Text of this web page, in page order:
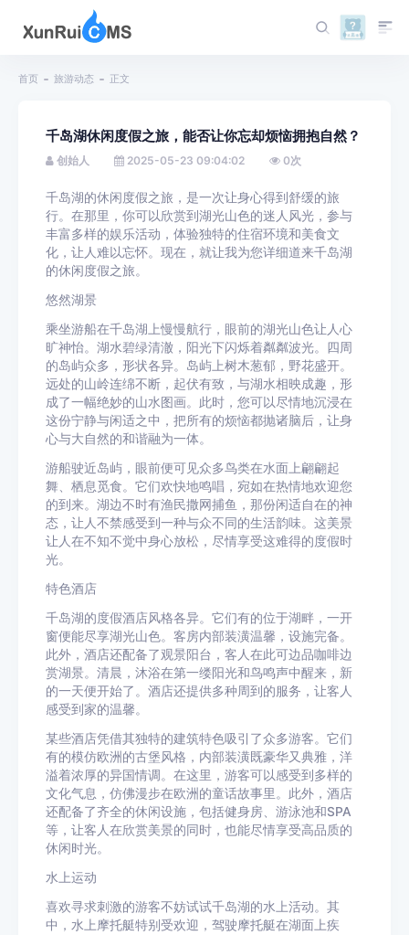
首页 旅游动态 正文
千岛湖休闲度假之旅，能否让你忘却烦恼拥抱自然？
创始人 2025-05-23 09:04:02 0次
千岛湖的休闲度假之旅，是一次让身心得到舒缓的旅
行。在那里，你可以欣赏到湖光山色的迷人风光，参与
丰富多样的娱乐活动，体验独特的住宿环境和美食文
化，让人难以忘怀。现在，就让我为您详细道来千岛湖
的休闲度假之旅。
悠然湖景
乘坐游船在千岛湖上慢慢航行，眼前的湖光山色让人心
旷神怡。湖水碧绿清澈，阳光下闪烁着粼粼波光。四周
的岛屿众多，形状各异。岛屿上树木葱郁，野花盛开。
远处的山岭连绵不断，起伏有致，与湖水相映成趣，形
成了一幅绝妙的山水图画。此时，您可以尽情地沉浸在
这份宁静与闲适之中，把所有的烦恼都抛诸脑后，让身
心与大自然的和谐融为一体。
游船驶近岛屿，眼前便可见众多鸟类在水面上翩翩起
舞、栖息觅食。它们欢快地鸣唱，宛如在热情地欢迎您
的到来。湖边不时有渔民撒网捕鱼，那份闲适自在的神
态，让人不禁感受到一种与众不同的生活韵味。这美景
让人在不知不觉中身心放松，尽情享受这难得的度假时
光。
特色酒店
千岛湖的度假酒店风格各异。它们有的位于湖畔，一开
窗便能尽享湖光山色。客房内部装潢温馨，设施完备。
此外，酒店还配备了观景阳台，客人在此可边品咖啡边
赏湖景。清晨，沐浴在第一缕阳光和鸟鸣声中醒来，新
的一天便开始了。酒店还提供多种周到的服务，让客人
感受到家的温馨。
某些酒店凭借其独特的建筑特色吸引了众多游客。它们
有的模仿欧洲的古堡风格，内部装潢既豪华又典雅，洋
溢着浓厚的异国情调。在这里，游客可以感受到多样的
文化气息，仿佛漫步在欧洲的童话故事里。此外，酒店
还配备了齐全的休闲设施，包括健身房、游泳池和SPA
等，让客人在欣赏美景的同时，也能尽情享受高品质的
休闲时光。
水上运动
喜欢寻求刺激的游客不妨试试千岛湖的水上活动。其
中，水上摩托艇特别受欢迎，驾驶摩托艇在湖面上疾